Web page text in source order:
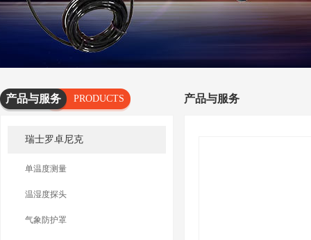
产品与服务
PRODUCTS
SERVICES
瑞士罗卓尼克
单温度测量
温湿度探头
气象防护罩
产品与服务